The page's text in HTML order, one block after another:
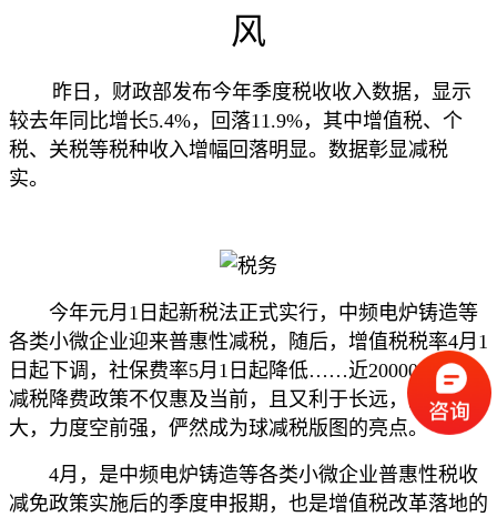
风
昨日，财政部发布今年季度税收收入数据，显示
较去年同比增长5.4%，回落11.9%，其中增值税、个
税、关税等税种收入增幅回落明显。数据彰显减税
实。
今年元月1日起新税法正式实行，中频电炉铸造等
各类小微企业迎来普惠性减税，随后，增值税税率4月1
日起下调，社保费率5月1日起降低……近20000亿元的
减税降费政策不仅惠及当前，且又利于长远，受众范围
大，力度空前强，俨然成为球减税版图的亮点。
4月，是中频电炉铸造等各类小微企业普惠性税收
减免政策实施后的季度申报期，也是增值税改革落地的